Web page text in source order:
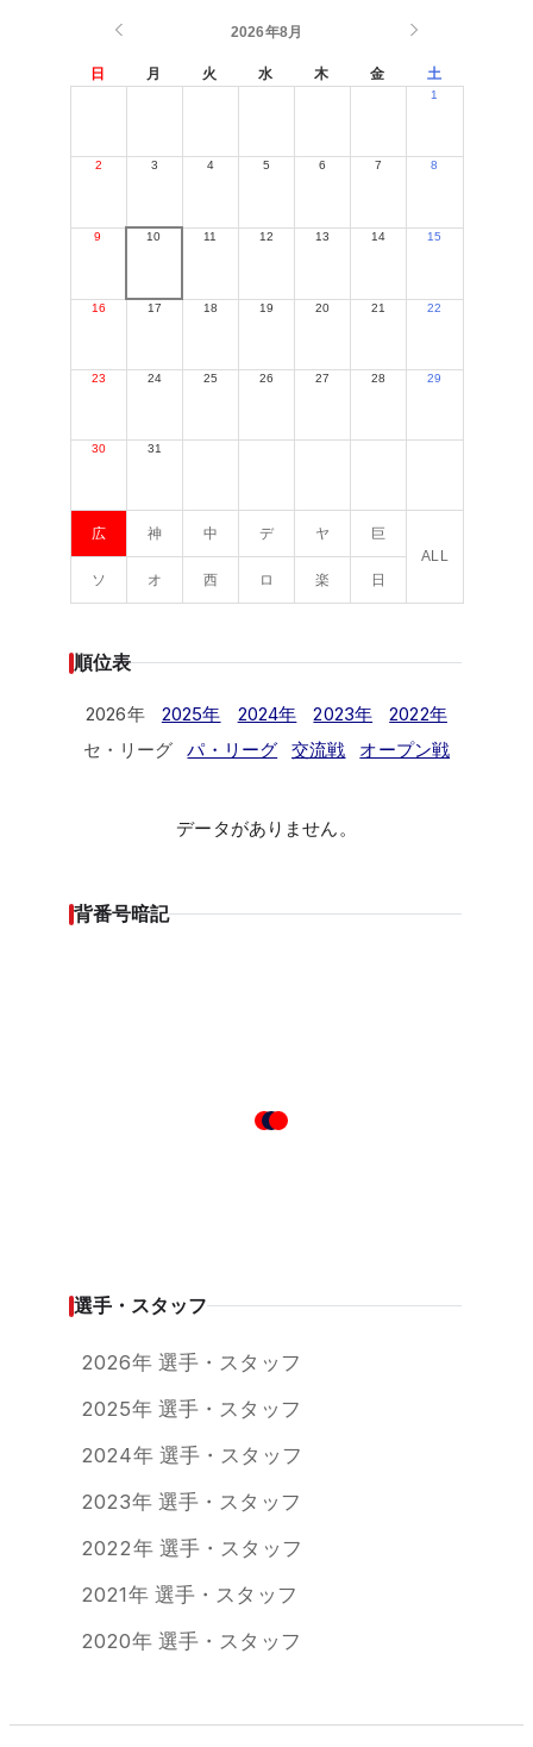
2026年8月
日 月 火 水 木 金 土
1
2 3 4 5 6 7 8
9 10 11 12 13 14 15
16 17 18 19 20 21 22
23 24 25 26 27 28 29
30 31
広 神 中 デ ヤ
巨
ALL
ソ
オ 西 ロ 楽 日
順位表
2026年 2025年 2024年 2023年
2022年
セ・リーグ
パ・リーグ 交流戦 オープン戦
データがありません。
背番号暗記
選手・スタッフ
2026年 選手・スタッフ
2025年 選手・スタッフ
2024年 選手・スタッフ
2023年 選手・スタッフ
2022年 選手・スタッフ
2021年 選手・スタッフ
2020年 選手・スタッフ